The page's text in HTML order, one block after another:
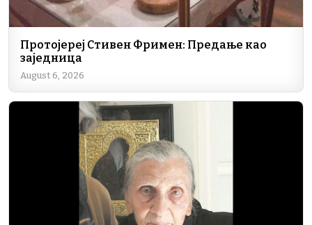
Протојереј Стивен Фримен: Предање као
заједница
August 6, 2026